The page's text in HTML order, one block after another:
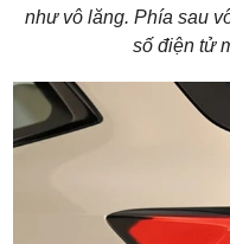
như vô lăng. Phía sau
số điện tử